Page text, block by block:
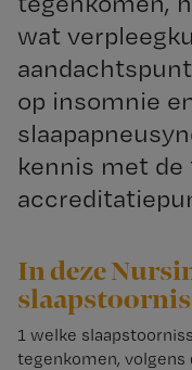
wat
op insomnie
kennis met
In deze
1 welke
tegenkomen, volgens